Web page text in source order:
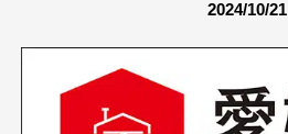
2024/10/21